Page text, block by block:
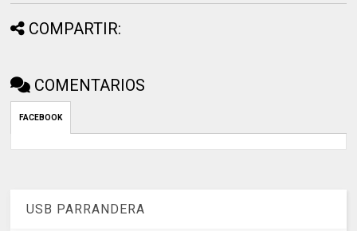
COMPARTIR:
COMENTARIOS
FACEBOOK
USB PARRANDERA